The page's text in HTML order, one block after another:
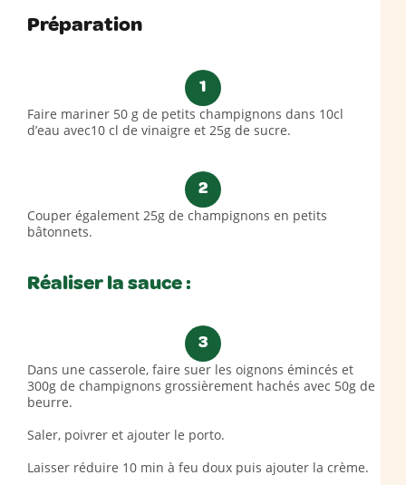
Préparation
1
Faire mariner 50 g de petits champignons dans 10cl
d’eau avec10 cl de vinaigre et 25g de sucre.
2
Couper également 25g de champignons en petits
bâtonnets.
Réaliser la sauce :
3
Dans une casserole, faire suer les oignons émincés et
300g de champignons grossièrement hachés avec 50g de
beurre.
Saler, poivrer et ajouter le porto.
Laisser réduire 10 min à feu doux puis ajouter la crème.